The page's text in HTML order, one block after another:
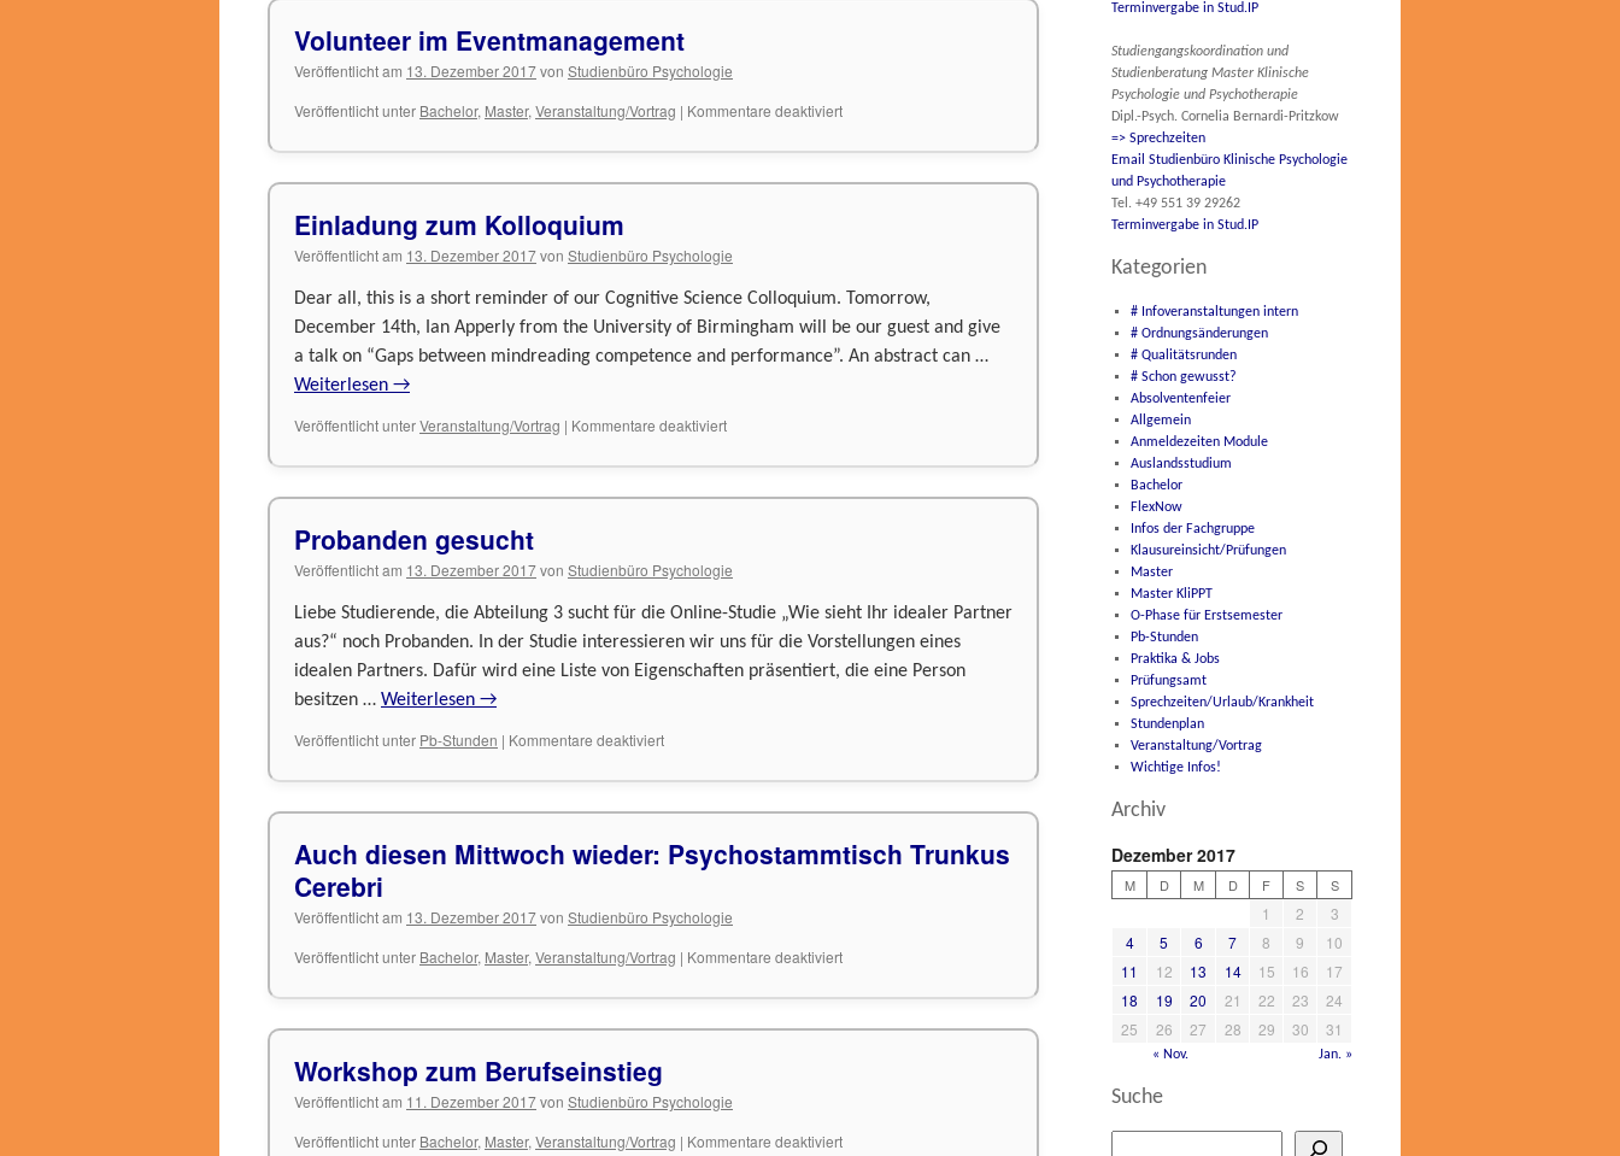
Volunteer im Eventmanagement
Veröffentlicht am 13. Dezember 2017von Studienbüro Psychologie
Veröffentlicht unter Bachelor, Master, Veranstaltung/Vortrag | Kommentare deaktiviertfür
im
Einladung zum Kolloquium
Veröffentlicht am 13. Dezember 2017von Studienbüro Psychologie
Dear all, this is a short reminder of our Cognitive Science Colloquium. Tomorrow,
December 14th, Ian Apperly from the University of Birmingham will be our guest and give
a talk on “Gaps between mindreading competence and performance”. An abstract can …
Weiterlesen →
Veröffentlicht unterVeranstaltung/Vortrag | Kommentare deaktiviertfür
zum
Probanden gesucht
Veröffentlicht am 13. Dezember 2017von Studienbüro Psychologie
Liebe Studierende, die Abteilung 3 sucht für die Online-Studie „Wie sieht Ihr idealer Partner
aus?“ noch Probanden. In der Studie interessieren wir uns für die Vorstellungen eines
idealen Partners. Dafür wird eine Liste von Eigenschaften präsentiert, die eine Person
besitzen … Weiterlesen →
Veröffentlicht unter Pb-Stunden | Kommentare deaktiviertfür
gesucht
Auch diesen Mittwoch wieder: Psychostammtisch Trunkus
Cerebri
Veröffentlicht am 13. Dezember 2017von Studienbüro Psychologie
Veröffentlicht unter Bachelor, Master, Veranstaltung/Vortrag | Kommentare deaktiviertfür
diesen
Workshop zum Berufseinstieg
Veröffentlicht am 11. Dezember 2017von Studienbüro Psychologie
Veröffentlicht unter Bachelor, Master, Veranstaltung/Vortrag | Kommentare deaktiviertfür
Terminvergabe in Stud.IP
Studiengangskoordination und
Studienberatung Master Klinische
Psychologie und Psychotherapie
Dipl.-Psych. Cornelia Bernardi-Pritzkow
=> Sprechzeiten
Email Studienbüro Klinische Psychologie
und Psychotherapie
Tel. +49 551 39 29262
Terminvergabe in Stud.IP
Kategorien
# Infoveranstaltungen intern
# Ordnungsänderungen
# Qualitätsrunden
# Schon gewusst?
Absolventenfeier
Allgemein
Anmeldezeiten Module
Auslandsstudium
Bachelor
FlexNow
Infos der Fachgruppe
Klausureinsicht/Prüfungen
Master
Master KliPPT
O-Phase für Erstsemester
Pb-Stunden
Praktika & Jobs
Prüfungsamt
Sprechzeiten/Urlaub/Krankheit
Stundenplan
Veranstaltung/Vortrag
Wichtige Infos!
Archiv
Dezember 2017
M D M D F S S
1 2
3
4
5 6 7 8 9
10
11
12 13 14 15 16
17
18
19 20 21 22 23
24
25
26 27 28 29 30 31
« Nov. Jan. »
Suche